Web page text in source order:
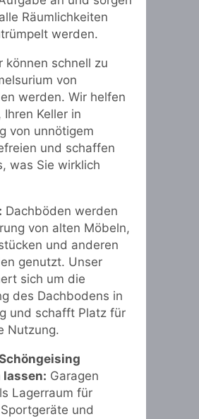
Räumlichkeiten
werden.
können schnell zu
von
werden. Wir helfen
Keller in
von unnötigem
und schaffen
was Sie wirklich
Dachböden werden
von alten Möbeln,
und anderen
genutzt. Unser
sich um die
des Dachbodens in
und schafft Platz für
Nutzung.
Garagen
Lagerraum für
und